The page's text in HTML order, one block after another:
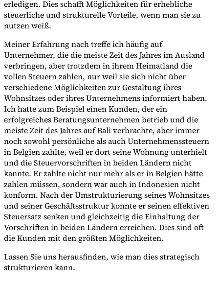
SteuernKohlenstoffsteuern und Umweltabgaben
Werkzeuge
VAT-RechnerGST-RechnerVerkaufssteuer-RechnerVAT-
NummernprüferTracker für E-Rechnungs-Mandate
erledigen. Dies schafft Möglichkeiten für erhebliche
steuerliche und strukturelle Vorteile, wenn man sie zu
nutzen weiß.
Meiner Erfahrung nach treffe ich häufig auf
Unternehmer, die die meiste Zeit des Jahres im Ausland
verbringen, aber trotzdem in ihrem Heimatland die
vollen Steuern zahlen, nur weil sie sich nicht über
verschiedene Möglichkeiten zur Gestaltung ihres
Wohnsitzes oder ihres Unternehmens informiert haben.
Ich hatte zum Beispiel einen Kunden, der ein
erfolgreiches Beratungsunternehmen betrieb und die
meiste Zeit des Jahres auf Bali verbrachte, aber immer
noch sowohl persönliche als auch Unternehmenssteuern
in Belgien zahlte, weil er dort seine Wohnung unterhielt
und die Steuervorschriften in beiden Ländern nicht
kannte. Er zahlte nicht nur mehr als er in Belgien hätte
zahlen müssen, sondern war auch in Indonesien nicht
konform. Nach der Umstrukturierung seines Wohnsitzes
und seiner Geschäftsstruktur konnte er seinen effektiven
Steuersatz senken und gleichzeitig die Einhaltung der
Vorschriften in beiden Ländern erreichen. Dies sind oft
die Kunden mit den größten Möglichkeiten.
Lassen Sie uns herausfinden, wie man dies strategisch
strukturieren kann.